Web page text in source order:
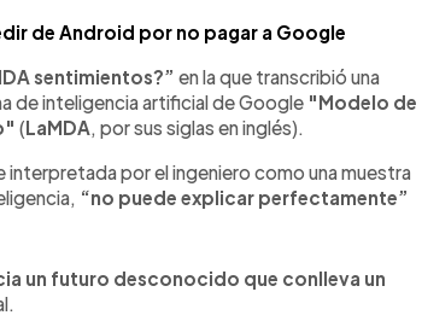
de Android por no pagar a Google
sentimientos?” en la que transcribió una
de inteligencia artificial de Google "Modelo de
(LaMDA , por sus siglas en inglés).
interpretada por el ingeniero como una muestra
“no puede explicar perfectamente”
un futuro desconocido que conlleva un